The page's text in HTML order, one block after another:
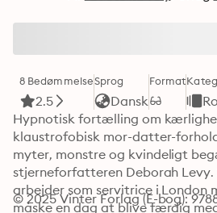
8 Bedømmelse
2.5
Sprog
Dansk
Format
Hypnotisk fortælling om
klaustrofobisk mor-datter-
myter, monstre og kvindeligt
stjerneforfatteren Deborah Levy.
arbejder som servitrice i London
måske en dag at blive færdig
© 2025 Vinter Forlag (E-bog):